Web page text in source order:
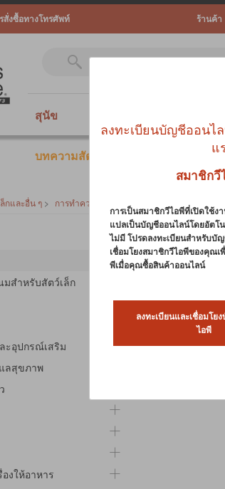
สั่งซื้อทางโทรศัพท์ ร้านค้า
สุนัข
บทความสัตว์เลี้ยง
กและอื่น ๆ > การทำความสะอาดกรงและกลิ่น
สำหรับสัตว์เล็ก
ะอุปกรณ์เสริม
ลสุขภาพ
งให้อาหาร
การทำความส
อย่าเครียดกับกา
ควบคุมกลิ่นสำหรั
ทั้งทำให้สัตว์เลี้ย
No Product Found
ลงทะเบียนบัญชีออนไ
แ
สมาชิกวี
การเป็นสมาชิกวีไอพีที่เปิดใช้ง
แปลเป็นบัญชีออนไลน์โดยอัตโ
ไม่มี โปรดลงทะเบียนสำหรับบั
เชื่อมโยงสมาชิกวีไอพีของคุณเ
พีเมื่อคุณซื้อสินค้าออนไลน์
ลงทะเบียนและเชื่อมโย
ไอพี